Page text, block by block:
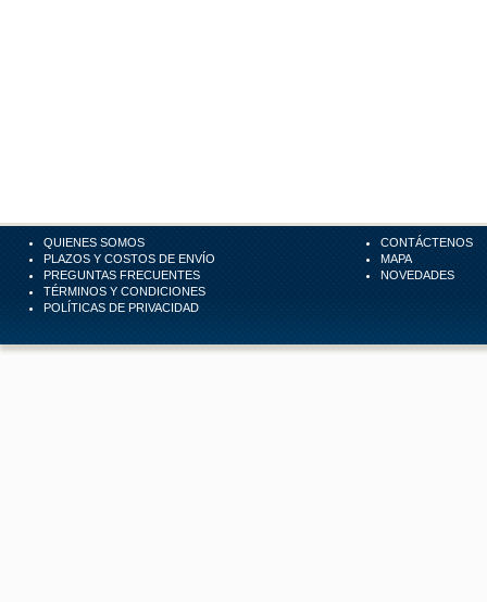
QUIENES SOMOS
PLAZOS Y COSTOS DE ENVÍO
PREGUNTAS FRECUENTES
TÉRMINOS Y CONDICIONES
POLÍTICAS DE PRIVACIDAD
CONTÁCTENOS
MAPA
NOVEDADES